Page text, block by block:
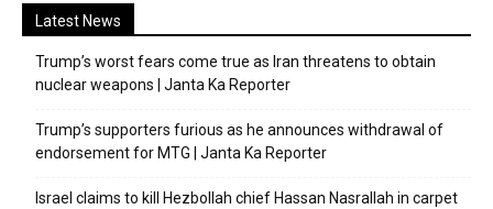
Latest News
Trump’s worst fears come true as Iran threatens to obtain
nuclear weapons | Janta Ka Reporter
Trump’s supporters furious as he announces withdrawal of
endorsement for MTG | Janta Ka Reporter
Israel claims to kill Hezbollah chief Hassan Nasrallah in carpet